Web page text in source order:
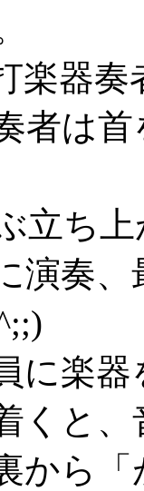
楽器
者は
立ち
演奏
に楽
くと
から